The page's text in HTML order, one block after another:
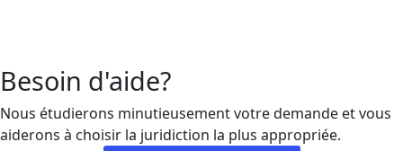
Besoin d'aide?
Nous étudierons minutieusement votre demande et vous
aiderons à choisir la juridiction la plus appropriée.